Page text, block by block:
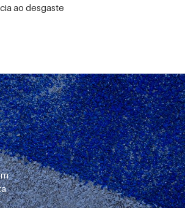
ao desgaste